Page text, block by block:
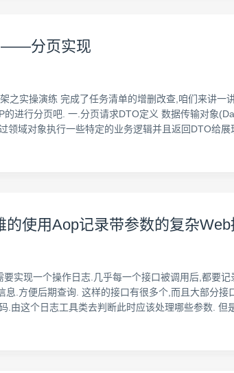
——分页实现
之实操演练 完成了任务清单的增删改查,咱们来讲
的进行分页吧. 一.分页请求DTO定义 数据传输对象
领域对象执行一些特定的业务逻辑并且返回DTO给
的使用Aop记录带参数的复杂
实现一个操作日志.几乎每一个接口被调用后,都要
息.方便后期查询. 这样的接口有很多个,而且大部分
.由这个日志工具类去判断此时应该处理哪些参数.